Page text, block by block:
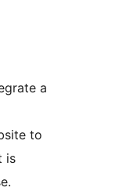
a
to
is